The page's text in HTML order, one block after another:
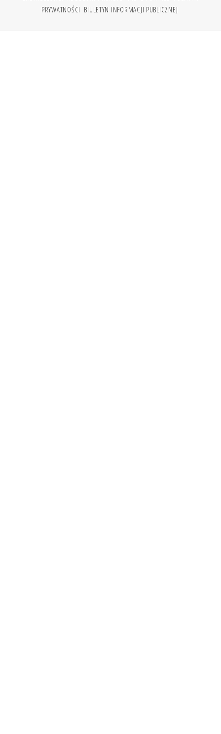
PRYWATNOŚCI BIULETYN INFORMACJI PUBLICZNEJ